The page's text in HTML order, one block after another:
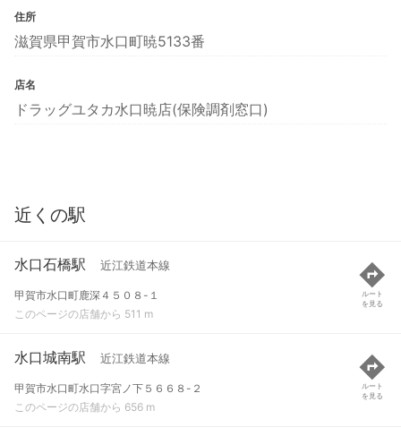
住所
滋賀県甲賀市水口町暁5133番
店名
ドラッグユタカ水口暁店(保険調剤窓口)
近くの駅
水口石橋駅 近江鉄道本線
甲賀市水口町鹿深４５０８-１
このページの店舗から 511 m
ルート
を見る
水口城南駅 近江鉄道本線
甲賀市水口町水口字宮ノ下５６６８-２
このページの店舗から 656 m
ルート
を見る